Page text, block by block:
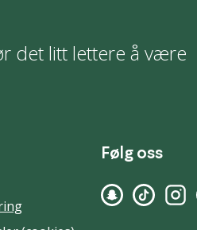
det litt lettere å være
Følg oss